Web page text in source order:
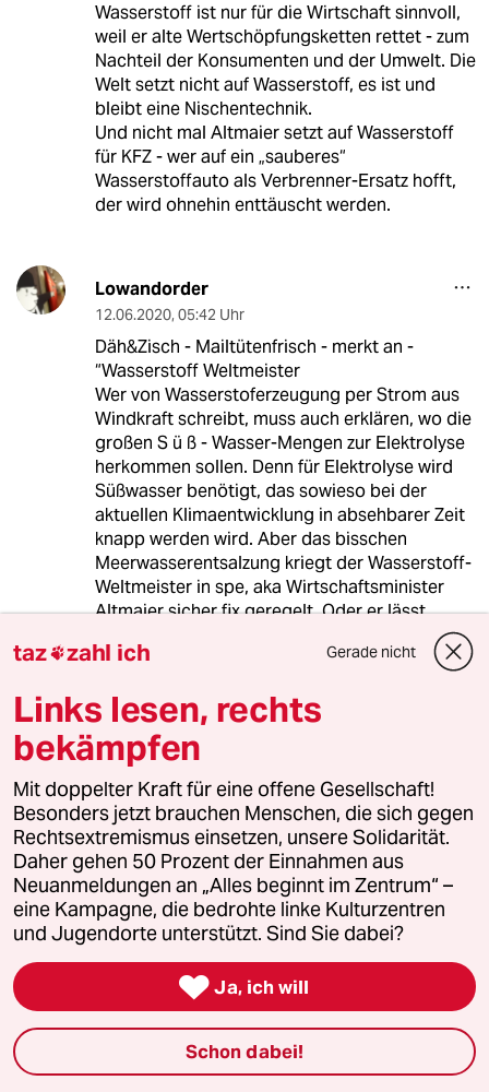
Wasserstoff ist nur für die Wirtschaft sinnvoll,
weil er alte Wertschöpfungsketten rettet - zum
Nachteil der Konsumenten und der Umwelt. Die
Welt setzt nicht auf Wasserstoff, es ist und
bleibt eine Nischentechnik.
Und nicht mal Altmaier setzt auf Wasserstoff
für KFZ - wer auf ein „sauberes“
Wasserstoffauto als Verbrenner-Ersatz hofft,
der wird ohnehin enttäuscht werden.
Lowandorder
12.06.2020, 05:42 Uhr
Däh&Zisch - Mailtütenfrisch - merkt an -
“Wasserstoff Weltmeister
Wer von Wasserstoferzeugung per Strom aus
Windkraft schreibt, muss auch erklären, wo die
großen S ü ß - Wasser-Mengen zur Elektrolyse
herkommen sollen. Denn für Elektrolyse wird
Süßwasser benötigt, das sowieso bei der
aktuellen Klimaentwicklung in absehbarer Zeit
knapp werden wird. Aber das bisschen
Meerwasserentsalzung kriegt der Wasserstoff-
Weltmeister in spe, aka Wirtschaftsminister
Altmaier sicher fix geregelt. Oder er lässt
Marokko machen, und die Schlauchboote der
Flüchtenden werden mit Wasserstoff
kurz - Am Deutschen Wesen - …Wesen.
4G 4813 (Profil gelöscht)
12.06.2020, 11:40 Uhr
@Lowandorder:
Da kann man auch Meerwasser
nehmen:
www.scinexx.de/new...ff-aus-
Ist also kein Argument.
Am Teslawesen wird die Welt
genesen. So schaut das im Moment
aus, ob das gut ist, wissen wir
taz zahl ich Gerade nicht
Links lesen, rechts
bekämpfen
Mit doppelter Kraft für eine offene Gesellschaft!
Besonders jetzt brauchen Menschen, die sich gegen
Rechtsextremismus einsetzen, unsere Solidarität.
Daher gehen 50 Prozent der Einnahmen aus
Neuanmeldungen an „Alles beginnt im Zentrum“ –
eine Kampagne, die bedrohte linke Kulturzentren
und Jugendorte unterstützt. Sind Sie dabei?
 Ja, ich will
Schon dabei!